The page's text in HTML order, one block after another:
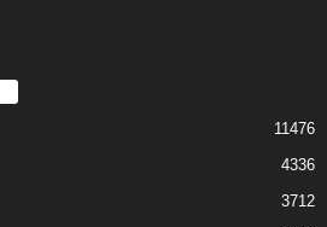
11476
4336
3712